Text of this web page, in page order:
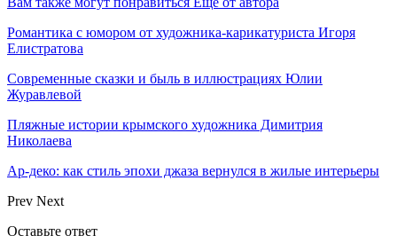
Романтика с юмором от художника-карикатуриста Игоря
Елистратова
Современные сказки и быль в иллюстрациях Юлии
Журавлевой
Пляжные истории крымского художника Димитрия
Николаева
Ар-деко: как стиль эпохи джаза вернулся в жилые интерьеры
Prev Next
Оставьте ответ